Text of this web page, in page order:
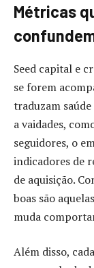
Métricas
Seed capital e
se forem
traduzam
a vaidades,
seguidores, o
indicadores de
de aquisição.
boas são
muda
Além disso,